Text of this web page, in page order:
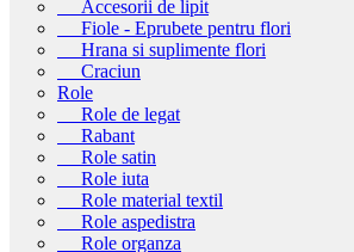
Accesorii de lipit
Fiole - Eprubete pentru flori
Hrana si suplimente flori
Craciun
Role
Role de legat
Rabant
Role satin
Role iuta
Role material textil
Role aspedistra
Role organza